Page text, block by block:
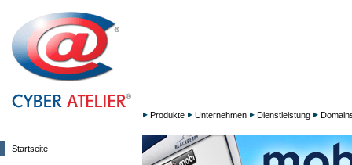
Startseite
Produkte Unternehmen Dienstleistung